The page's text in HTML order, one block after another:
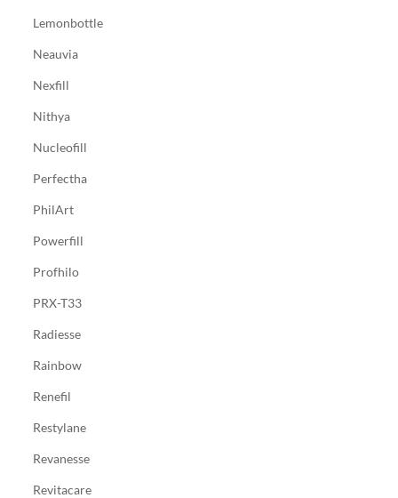
Lemonbottle
Neauvia
Nexfill
Nithya
Nucleofill
Perfectha
PhilArt
Powerfill
Profhilo
PRX-T33
Radiesse
Rainbow
Renefil
Restylane
Revanesse
Revitacare